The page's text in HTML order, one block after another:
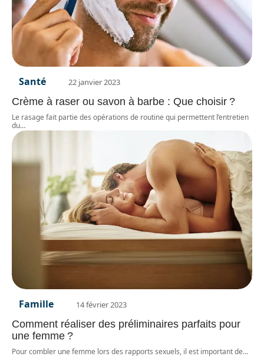
Santé 22 janvier 2023
Crème à raser ou savon à barbe : Que choisir ?
Le rasage fait partie des opérations de routine qui permettent l’entretien
du…
Famille 14 février 2023
Comment réaliser des préliminaires parfaits pour
une femme ?
Pour combler une femme lors des rapports sexuels, il est important de…